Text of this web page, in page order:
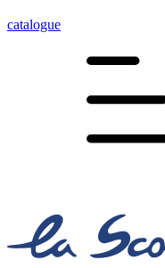
catalogue